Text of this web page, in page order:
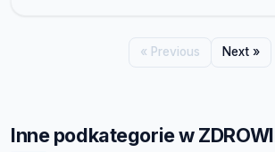
« Previous Next »
Inne podkategorie w